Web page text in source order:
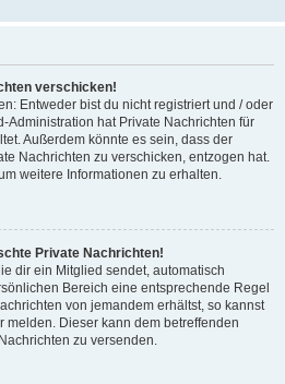
verschicken!
Entweder bist du nicht registriert und / oder
Administration hat Private Nachrichten für
Außerdem könnte es sein, dass der
Nachrichten zu verschicken, entzogen hat.
weitere Informationen zu erhalten.
Private Nachrichten!
dir ein Mitglied sendet, automatisch
Bereich eine entsprechende Regel
von jemandem erhältst, so kannst
melden. Dieser kann dem betreffenden
zu versenden.